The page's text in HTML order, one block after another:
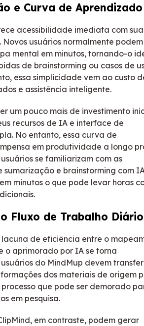
e Curva de Aprendizado
acessibilidade imediata com sua
usuários normalmente
mental em minutos, tornando-o
de brainstorming ou casos de
essa simplicidade vem ao custo
e assistência inteligente.
um pouco mais de investimento
recursos de IA e interface de
No entanto, essa curva de
em produtividade a longo
se familiarizam com as
e brainstorming com
minutos o que pode levar horas
Fluxo de Trabalho Diário
lacuna de eficiência entre o
o aprimorado por IA se torna
do MindMup devem
dos materiais de origem
processo que pode ser demorado
em pesquisa.
em contraste, podem gerar